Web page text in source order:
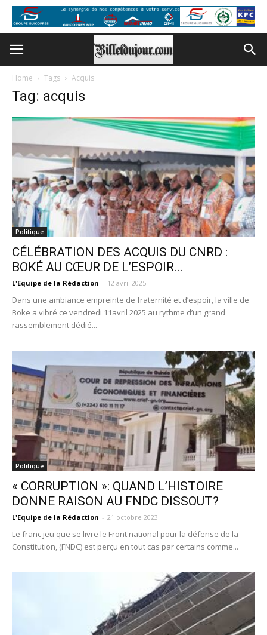
Home Tags Acquis
Tag: acquis
Politique
CÉLÉBRATION DES ACQUIS DU CNRD :
BOKÉ AU CŒUR DE L’ESPOIR...
L'Equipe de la Rédaction - 12 avril 2025
Dans une ambiance empreinte de fraternité et d’espoir, la ville de
Boke a vibré ce vendredi 11avril 2025 au rythme d’un grand
rassemblement dédié...
Politique
« CORRUPTION »: QUAND L’HISTOIRE
DONNE RAISON AU FNDC DISSOUT?
L'Equipe de la Rédaction - 21 octobre 2023
Le franc jeu que se livre le Front national pour la défense de la
Constitution, (FNDC) est perçu en tout cas par certains comme...